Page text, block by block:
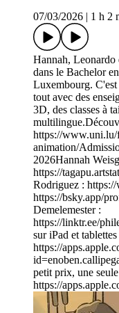
07/03/2026
1 h 2
Hannah, Leonardo
dans le Bachelor
Luxembourg.
tout avec des
3D, des classes à
https://www.uni.lu/
animation/
2026Hannah
https://
Rodriguez :
https://bsky.app/
Demelemester :
https://linktr.ee/
sur iPad et
https://
petit prix, une
https://